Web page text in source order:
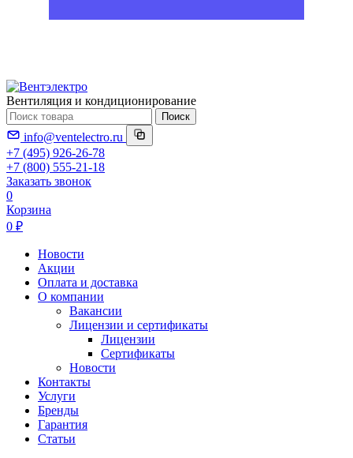
Вентиляция и кондиционирование
Поиск
info@ventelectro.ru
+7 (495) 926-26-78
+7 (800) 555-21-18
Заказать звонок
0
Корзина
0 ₽
Новости
Акции
Оплата и доставка
О компании
Вакансии
Лицензии и сертификаты
Лицензии
Сертификаты
Новости
Контакты
Услуги
Бренды
Гарантия
Статьи